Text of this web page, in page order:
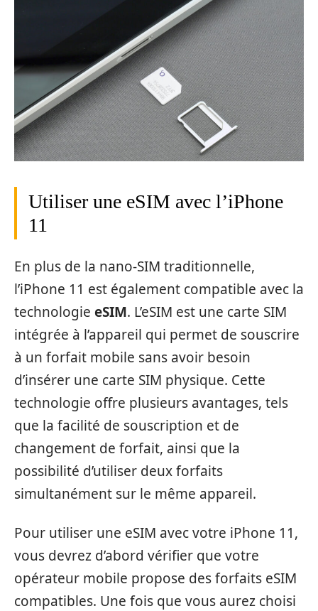
Utiliser une eSIM avec l’iPhone
11
En plus de la nano-SIM traditionnelle,
l’iPhone 11 est également compatible avec la
technologie eSIM. L’eSIM est une carte SIM
intégrée à l’appareil qui permet de souscrire
à un forfait mobile sans avoir besoin
d’insérer une carte SIM physique. Cette
technologie offre plusieurs avantages, tels
que la facilité de souscription et de
changement de forfait, ainsi que la
possibilité d’utiliser deux forfaits
simultanément sur le même appareil.
Pour utiliser une eSIM avec votre iPhone 11,
vous devrez d’abord vérifier que votre
opérateur mobile propose des forfaits eSIM
compatibles. Une fois que vous aurez choisi